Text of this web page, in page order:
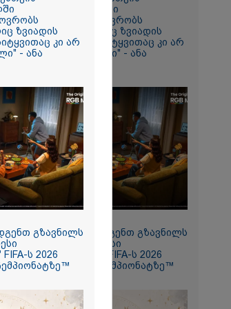
დატოვებულ სახლში
თვითნებურად ცხოვრობს
ადამიანი, რომელიც ზვიადის
ანდერძში ერთი სიტყვითაც კი არ
არის მოხსენიებული" - ანა
Hisense წარმოგიდგენთ გზავნილს
"ინოვაციები უკეთესი
ცხოვრებისათვის" FIFA-ს 2026
წლის მსოფლიო ჩემპიონატზე™
ზვიადის
კი არ
- ანა
გზავნილს
ს 2026